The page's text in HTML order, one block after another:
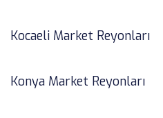
Kocaeli Market Reyonları
Konya Market Reyonları